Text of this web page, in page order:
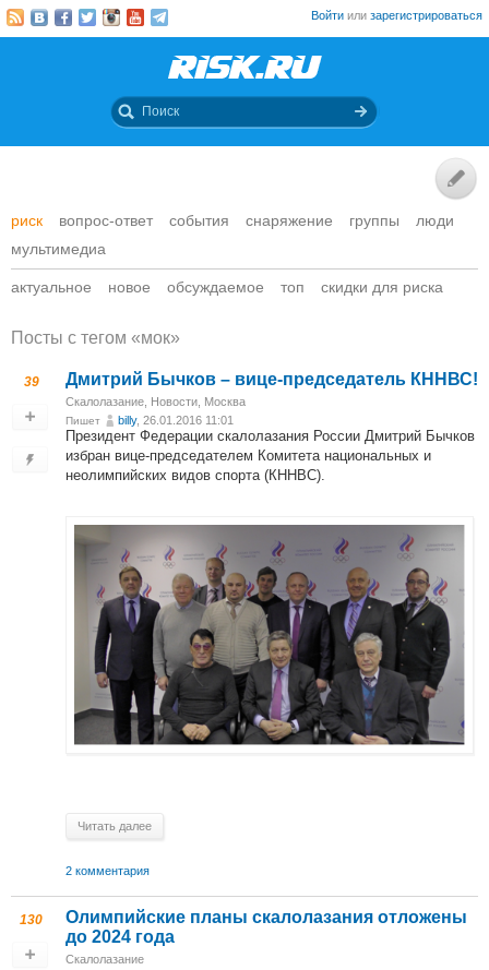
Войти или зарегистрироваться
риск вопрос-ответ события снаряжение группы
люди
мультимедиа
актуальное новое обсуждаемое топ скидки для риска
Посты c тегом «мок»
39 Дмитрий Бычков – вице-председатель КННВС!
Скалолазание Новости Москва
Пишет billy, 26.01.2016 11:01
Президент Федерации скалолазания России Дмитрий Бычков
избран вице-председателем Комитета национальных и
неолимпийских видов спорта (КННВС).
Читать далее
2 комментария
130
Олимпийские планы скалолазания отложены
до 2024 года
Скалолазание